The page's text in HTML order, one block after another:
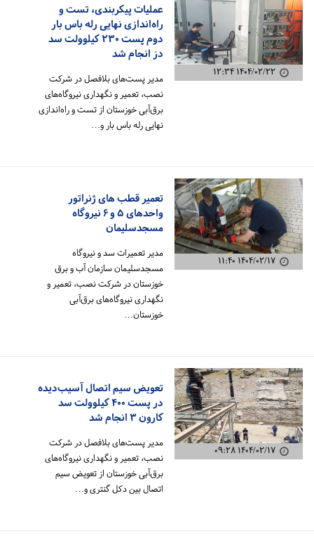
۱۴۰۴/۰۲/۲۲ ۱۲:۳۴
عملیات پیکربندی، تست و
راه‌اندازی نهایی رله باس بار
دوم پست ۲۳۰ کیلوولت سد
دز انجام شد
مدیر پست‌های بلافصل در شرکت
نصب، تعمیر و نگهداری نیروگاه‌های
برق‌آبی خوزستان از تست و راه‌اندازی
نهایی رله باس بار و…
۱۴۰۴/۰۲/۱۷ ۱۱:۴۰
تعمیر قطب های ژنراتور
واحد‌های ۵ و ۶ نیروگاه
مسجدسلیمان
مدیر تعمیرات سد و نیروگاه
مسجدسلیمان سازمان آب و برق
خوزستان در شرکت نصب، تعمیر و
نگهداری نیروگاه‌های برق‌آبی
خوزستان…
۱۴۰۴/۰۲/۱۷ ۰۹:۲۸
تعویض سیم اتصال آسیب‌دیده
در پست ۴۰۰ کیلوولت سد
کارون ۳ انجام شد
مدیر پست‌های بلافصل در شرکت
نصب، تعمیر و نگهداری نیروگاه‌های
برق‌آبی خوزستان از تعویض سیم
اتصال بین دکل گنتری و…